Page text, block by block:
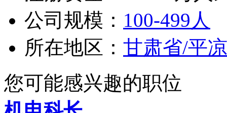
公司规模： 100-499人
所在地区： 甘肃省/平
您可能感兴趣的职位